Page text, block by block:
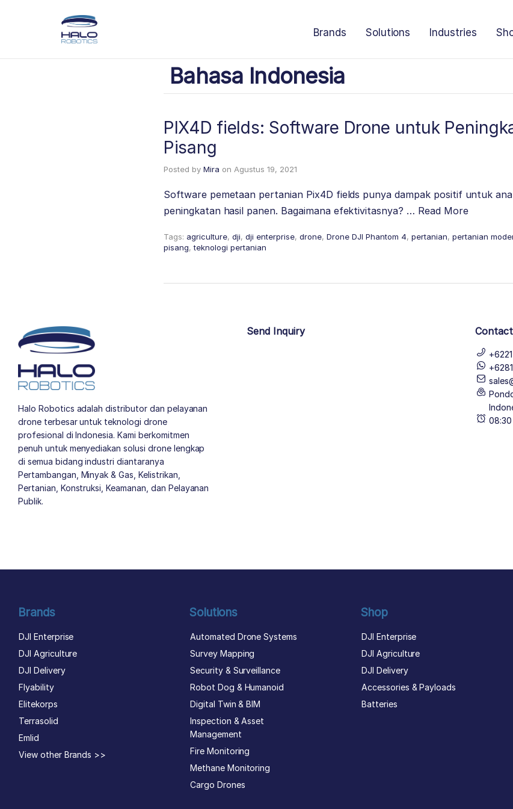
Brands Solutions Industries
Bahasa Indonesia
PIX4D fields: Software Drone untuk
Pisang
Posted by Mira on Agustus 19, 2021
Software pemetaan pertanian Pix4D fields punya dampak positif untuk
peningkatan hasil panen. Bagaimana efektivitasnya? … Read More
Tags: agriculture, dji, dji enterprise, drone, Drone DJI Phantom 4, pertanian, pertanian
pisang,teknologi pertanian
Halo Robotics adalah distributor dan pelayanan
drone terbesar untuk teknologi drone
profesional di Indonesia. Kami berkomitmen
penuh untuk menyediakan solusi drone lengkap
di semua bidang industri diantaranya
Pertambangan, Minyak & Gas, Kelistrikan,
Pertanian, Konstruksi, Keamanan, dan Pelayanan
Publik.
Send Inquiry
08:30
Brands
DJI Enterprise
DJI Agriculture
DJI Delivery
Flyability
Elitekorps
Terrasolid
Emlid
View other Brands >>
Solutions
Automated Drone Systems
Survey Mapping
Security & Surveillance
Robot Dog & Humanoid
Digital Twin & BIM
Inspection & Asset
Management
Fire Monitoring
Methane Monitoring
Cargo Drones
Shop
DJI Enterprise
DJI Agriculture
DJI Delivery
Accessories & Payloads
Batteries